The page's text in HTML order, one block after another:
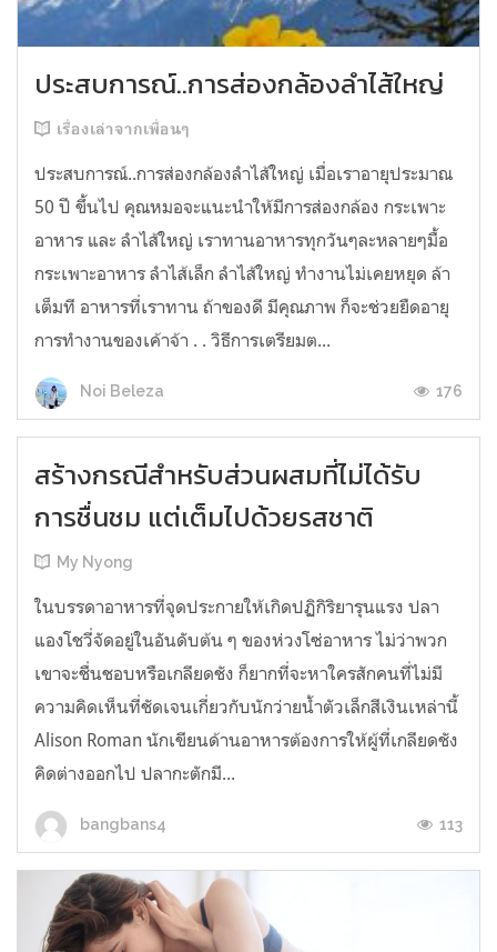
ประสบการณ์..การส่องกล้องลำไส้ใหญ่
เรื่องเล่าจากเพื่อนๆ
ประสบการณ์..การส่องกล้องลำไส้ใหญ่ เมื่อเราอายุประมาณ
50 ปี ขึ้นไป คุณหมอจะแนะนำให้มีการส่องกล้อง กระเพาะ
อาหาร และ ลำไส้ใหญ่ เราทานอาหารทุกวันๆละหลายๆมื้อ
กระเพาะอาหาร ลำไส้เล็ก ลำไส้ใหญ่ ทำงานไม่เคยหยุด ล้า
เต็มที อาหารที่เราทาน ถ้าของดี มีคุณภาพ ก็จะช่วยยืดอายุ
การทำงานของเค้าจ้า . . วิธีการเตรียมต...
Noi Beleza 176
สร้างกรณีสำหรับส่วนผสมที่ไม่ได้รับ
การชื่นชม แต่เต็มไปด้วยรสชาติ
My Nyong
ในบรรดาอาหารที่จุดประกายให้เกิดปฏิกิริยารุนแรง ปลา
แองโชวี่จัดอยู่ในอันดับต้น ๆ ของห่วงโซ่อาหาร ไม่ว่าพวก
เขาจะชื่นชอบหรือเกลียดชัง ก็ยากที่จะหาใครสักคนที่ไม่มี
ความคิดเห็นที่ชัดเจนเกี่ยวกับนักว่ายน้ำตัวเล็กสีเงินเหล่านี้
Alison Roman นักเขียนด้านอาหารต้องการให้ผู้ที่เกลียดชัง
คิดต่างออกไป ปลากะตักมี...
bangbans4 113